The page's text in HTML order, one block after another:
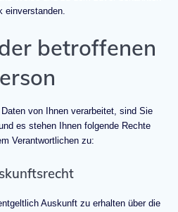
einverstanden.
betroffenen
von Ihnen verarbeitet, sind Sie
es stehen Ihnen folgende Rechte
Verantwortlichen zu:
Auskunft zu erhalten über die